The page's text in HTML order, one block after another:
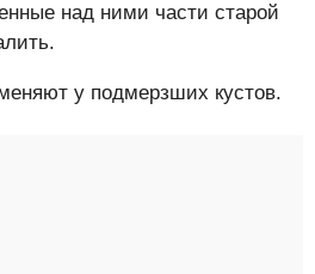
над ними части старой
у подмерзших кустов.